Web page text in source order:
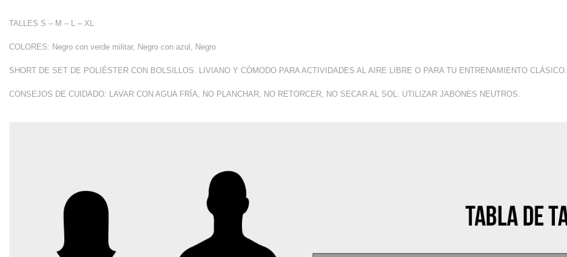
TALLES S – M – L – XL
COLORES: Negro con verde militar, Negro con azul, Negro
SHORT DE SET DE POLIÉSTER CON BOLSILLOS. LIVIANO Y CÓMODO PARA ACTIVIDADES AL AIRE LIBRE O PARA TU ENTRENAMIENTO CLÁSICO.
CONSEJOS DE CUIDADO: LAVAR CON AGUA FRÍA, NO PLANCHAR, NO RETORCER, NO SECAR AL SOL. UTILIZAR JABONES NEUTROS.